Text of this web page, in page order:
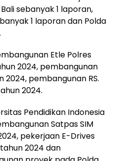
sebanyak 1 laporan,
1 laporan dan Polda
Etle Polres
2024, pembangunan
2024, pembangunan RS.
2024.
Pendidikan Indonesia
Satpas SIM
pekerjaan E-Drives
2024 dan